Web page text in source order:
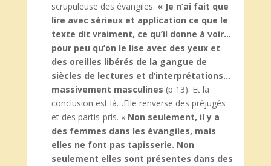
scrupuleuse des évangiles. « Je n’ai fait que
lire avec sérieux et application ce que le
texte dit vraiment, ce qu’il donne à voir…
pour peu qu’on le lise avec des yeux et
des oreilles libérés de la gangue de
siècles de lectures et d’interprétations…
massivement masculines (p 13). Et la
conclusion est là…Elle renverse des préjugés
et des partis-pris. « Non seulement, il y a
des femmes dans les évangiles, mais
elles ne font pas tapisserie. Non
seulement elles sont présentes dans des